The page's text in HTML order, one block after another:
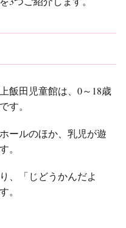
飯田児童館は、0～18歳
す。
ールのほか、乳児が遊
。
、「じどうかんだよ
。